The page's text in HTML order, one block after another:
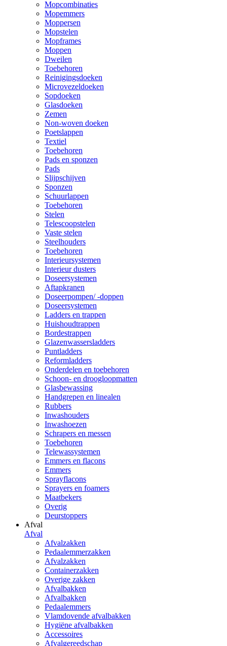
Mopcombinaties
Mopemmers
Moppersen
Mopstelen
Mopframes
Moppen
Dweilen
Toebehoren
Reinigingsdoeken
Microvezeldoeken
Sopdoeken
Glasdoeken
Zemen
Non-woven doeken
Poetslappen
Textiel
Toebehoren
Pads en sponzen
Pads
Slijpschijven
Sponzen
Schuurlappen
Toebehoren
Stelen
Telescoopstelen
Vaste stelen
Steelhouders
Toebehoren
Interieursystemen
Interieur dusters
Doseersystemen
Aftapkranen
Doseerpompen/ -doppen
Doseersystemen
Ladders en trappen
Huishoudtrappen
Bordestrappen
Glazenwassersladders
Puntladders
Reformladders
Onderdelen en toebehoren
Schoon- en droogloopmatten
Glasbewassing
Handgrepen en linealen
Rubbers
Inwashouders
Inwashoezen
Schrapers en messen
Toebehoren
Telewassystemen
Emmers en flacons
Emmers
Sprayflacons
Sprayers en foamers
Maatbekers
Overig
Deurstoppers
Afval
Afval
Afvalzakken
Pedaalemmerzakken
Afvalzakken
Containerzakken
Overige zakken
Afvalbakken
Afvalbakken
Pedaalemmers
Vlamdovende afvalbakken
Hygiëne afvalbakken
Accessoires
Afvalgereedschap